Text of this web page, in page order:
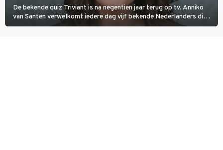
De bekende quiz Triviant is na negentien jaar terug op tv. Anniko
van Santen verwelkomt iedere dag vijf bekende Nederlanders die
vragen beantwoorden in verschillende categorieën. De beste